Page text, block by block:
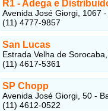
R1 - Adega e
Avenida José Giorgi, 1067
(11) 4777-9857
San Lucas
Estrada Velha de
(11) 4617-5361
SP Chopp
Avenida José Giorgi, 50 -
(11) 4612-0522